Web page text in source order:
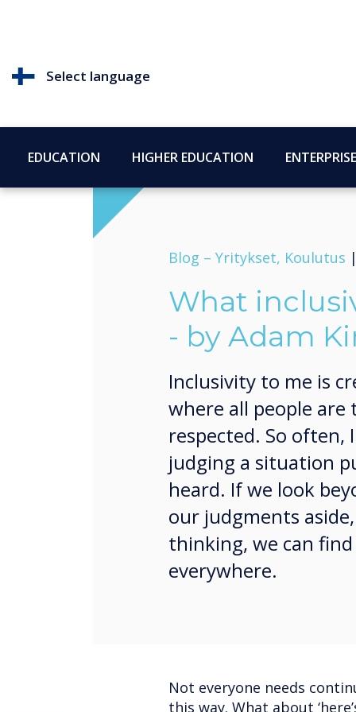
Select language
EDUCATION HIGHER EDUCATION ENTERPRISE
Blog – Yritykset, Koulutus |
What
- by Adam
Inclusivity to me is
where all people are
respected. So often,
judging a situation
heard. If we look
our judgments
thinking, we can
everywhere.
Not everyone needs
this way. What about